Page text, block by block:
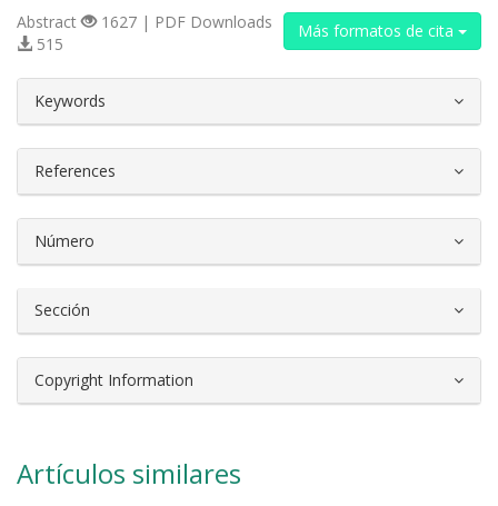
Más formatos de cita
Abstract
1627 | PDF Downloads
515
Keywords
References
Número
Sección
Copyright Information
Artículos similares